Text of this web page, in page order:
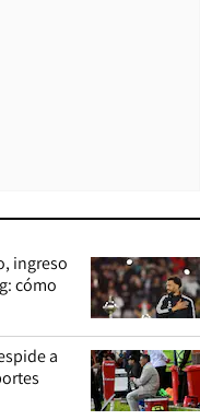
ingreso
cómo
a